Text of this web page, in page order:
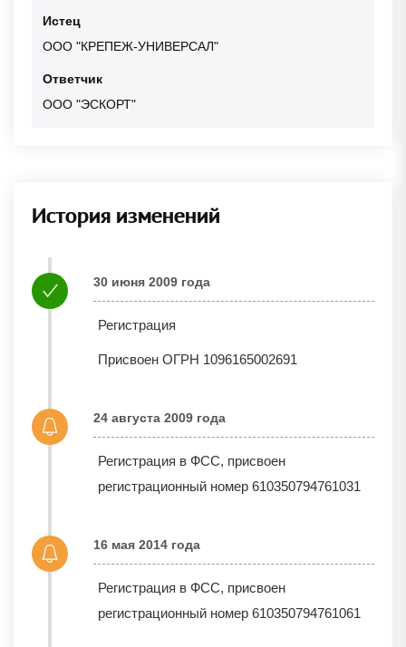
Истец
ООО "КРЕПЕЖ-УНИВЕРСАЛ"
Ответчик
ООО "ЭСКОРТ"
История изменений
30 июня 2009 года
Регистрация
Присвоен ОГРН 1096165002691
24 августа 2009 года
Регистрация в ФСС, присвоен
регистрационный номер 610350794761031
16 мая 2014 года
Регистрация в ФСС, присвоен
регистрационный номер 610350794761061